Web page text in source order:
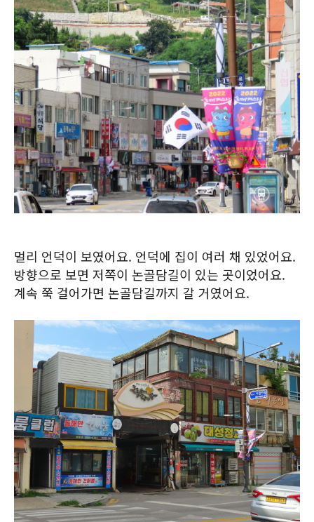
멀리 언덕이 보였어요. 언덕에 집이 여러 채 있었어요.
방향으로 보면 저쪽이 논골담길이 있는 곳이었어요.
계속 쭉 걸어가면 논골담길까지 갈 거였어요.